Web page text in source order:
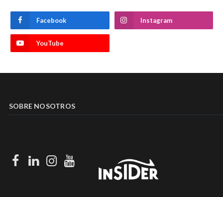
Facebook Instagram
YouTube
SOBRE NOSOTROS
Facebook
LinkedIn
Instagram
Youtube